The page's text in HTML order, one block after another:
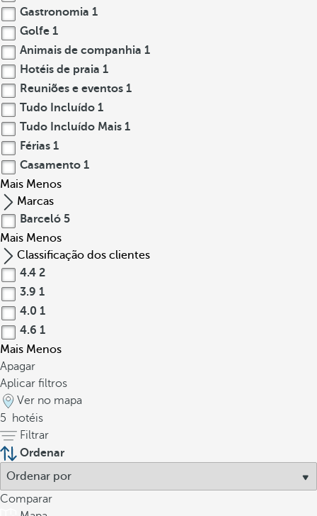
Gastronomia 1
Golfe 1
Animais de companhia 1
Hotéis de praia 1
Reuniões e eventos 1
Tudo Incluído 1
Tudo Incluído Mais 1
Férias 1
Casamento 1
Mais Menos
Marcas
Barceló 5
Mais Menos
Classificação dos clientes
4.4 2
3.9 1
4.0 1
4.6 1
Mais Menos
Apagar
Aplicar filtros
Ver no mapa
5
hotéis
Filtrar
Ordenar
Comparar